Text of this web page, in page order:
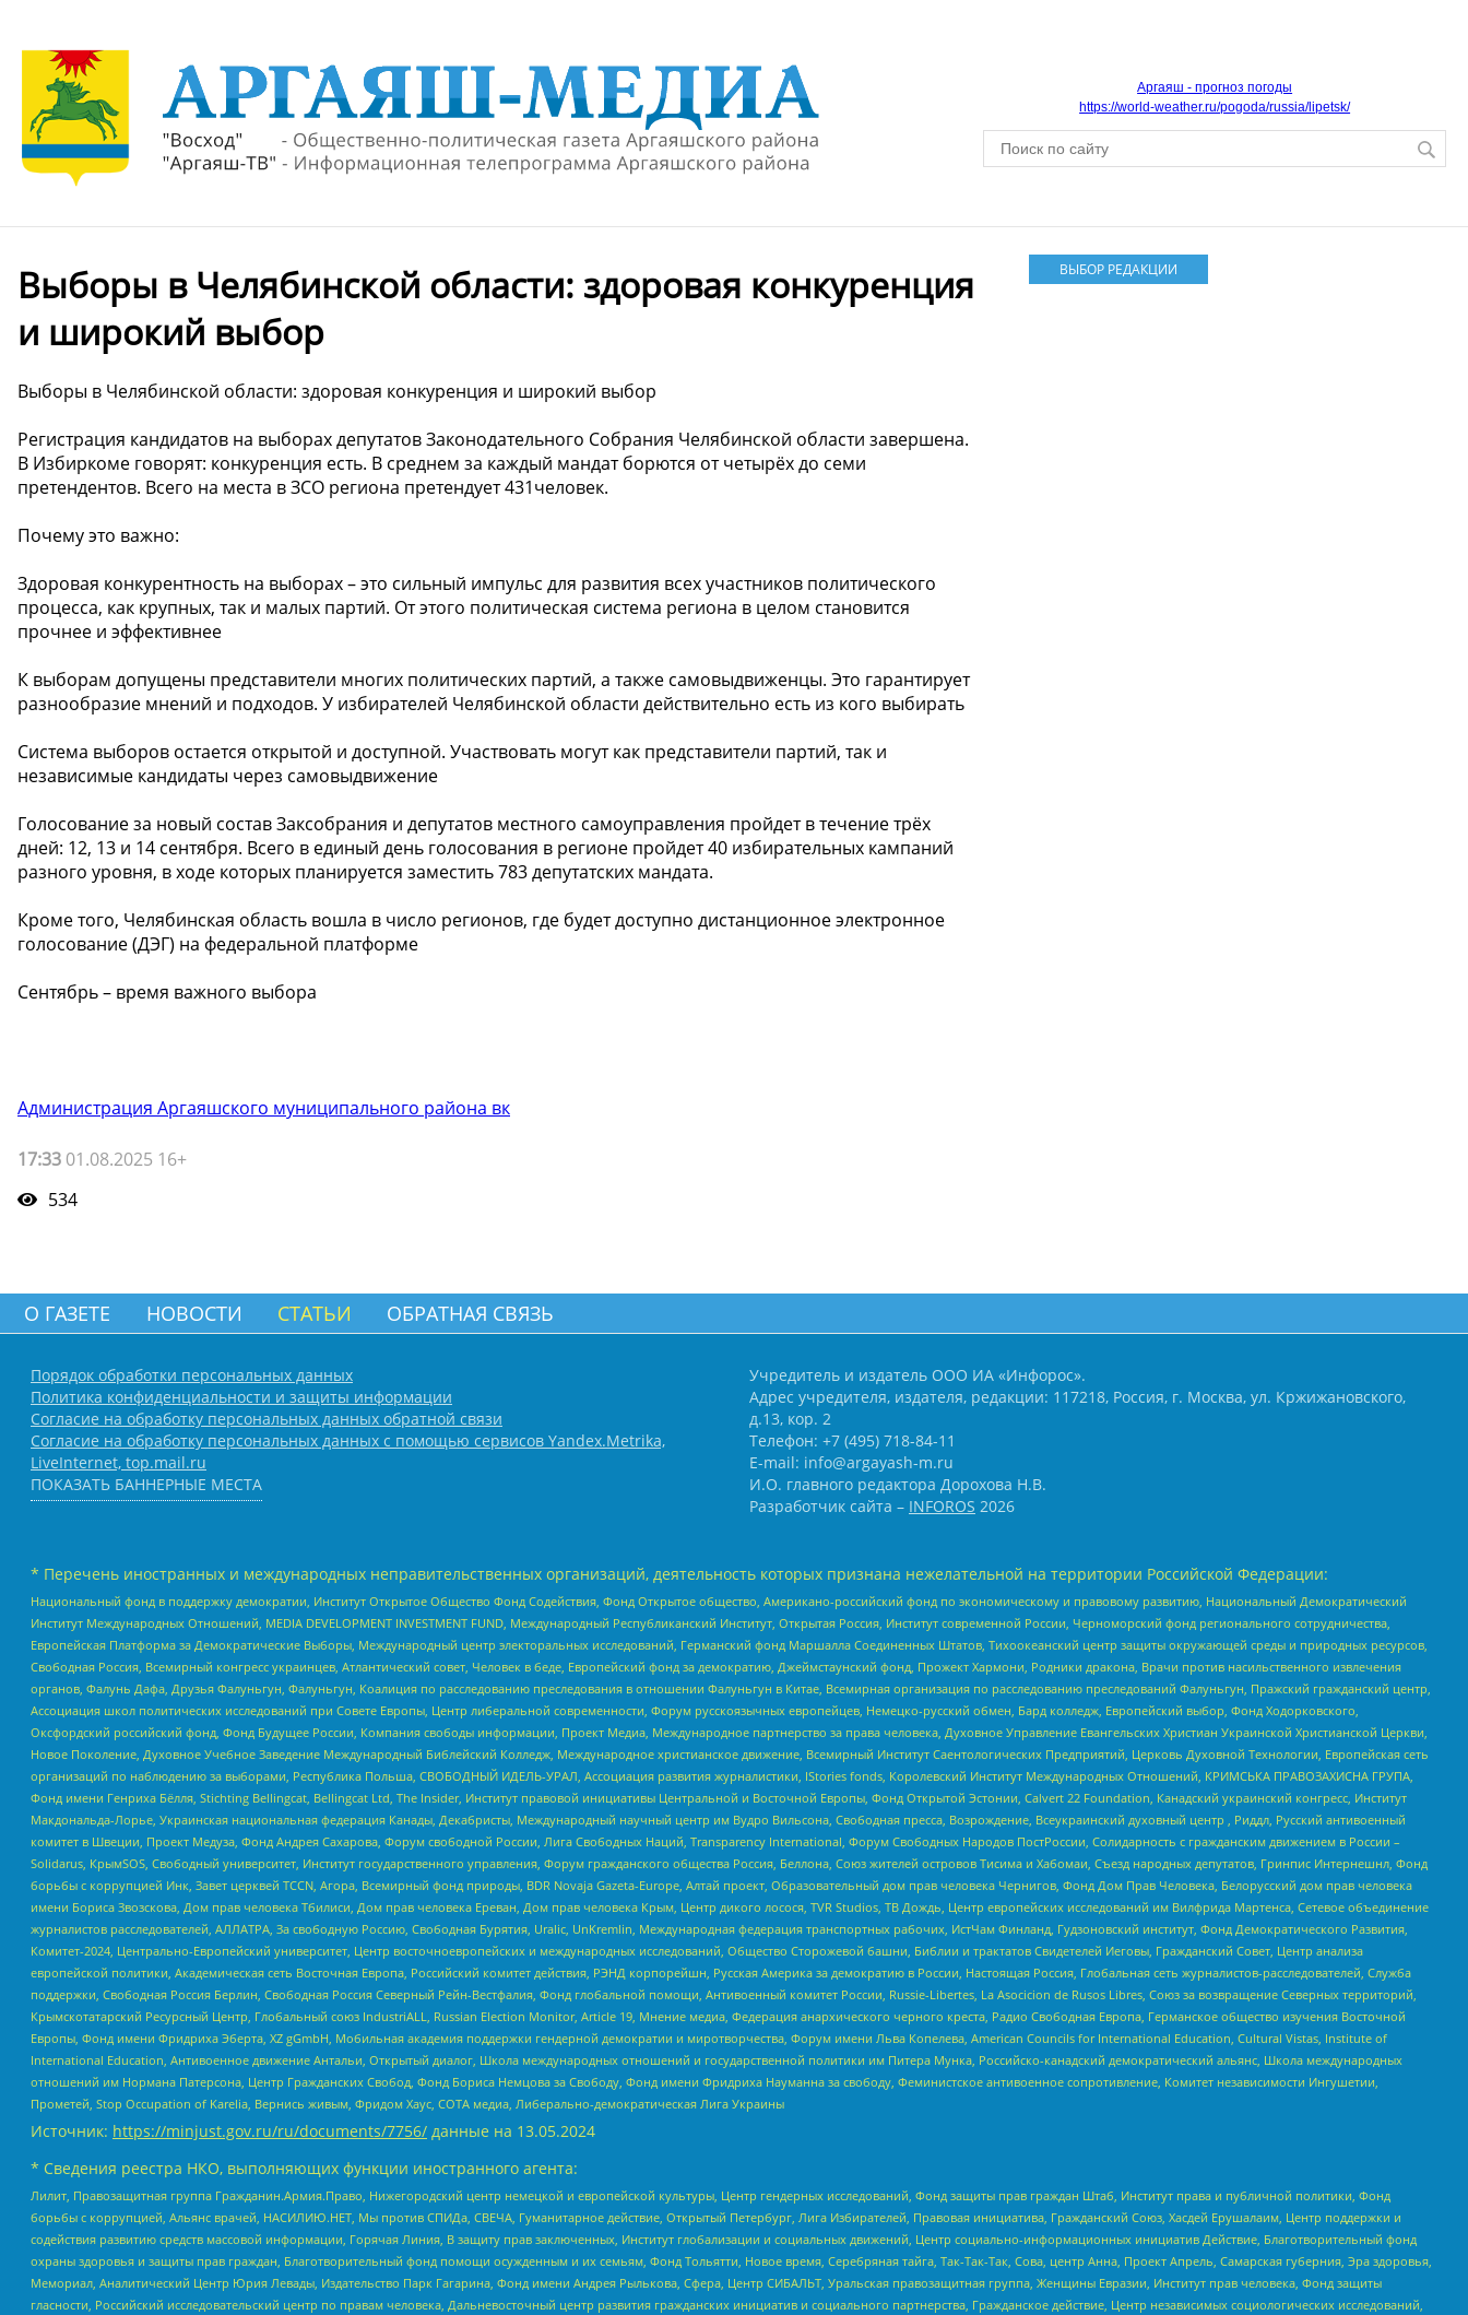
Аргаяш - прогноз погоды
https://world-weather.ru/pogoda/russia/lipetsk/
Выборы в Челябинской области: здоровая конкуренция
и широкий выбор
Выборы в Челябинской области: здоровая конкуренция и широкий выбор
Регистрация кандидатов на выборах депутатов Законодательного Собрания Челябинской области завершена.
В Избиркоме говорят: конкуренция есть. В среднем за каждый мандат борются от четырёх до семи
претендентов. Всего на места в ЗСО региона претендует 431человек.
Почему это важно:
Здоровая конкурентность на выборах – это сильный импульс для развития всех участников политического
процесса, как крупных, так и малых партий. От этого политическая система региона в целом становится
прочнее и эффективнее
К выборам допущены представители многих политических партий, а также самовыдвиженцы. Это гарантирует
разнообразие мнений и подходов. У избирателей Челябинской области действительно есть из кого выбирать
Система выборов остается открытой и доступной. Участвовать могут как представители партий, так и
независимые кандидаты через самовыдвижение
Голосование за новый состав Заксобрания и депутатов местного самоуправления пройдет в течение трёх
дней: 12, 13 и 14 сентября. Всего в единый день голосования в регионе пройдет 40 избирательных кампаний
разного уровня, в ходе которых планируется заместить 783 депутатских мандата.
Кроме того, Челябинская область вошла в число регионов, где будет доступно дистанционное электронное
голосование (ДЭГ) на федеральной платформе
Сентябрь – время важного выбора
Администрация Аргаяшского муниципального района вк
17:33 01.08.2025 16+
534
ВЫБОР РЕДАКЦИИ
О ГАЗЕТЕ НОВОСТИ СТАТЬИ ОБРАТНАЯ СВЯЗЬ
Порядок обработки персональных данных
Политика конфиденциальности и защиты информации
Согласие на обработку персональных данных обратной связи
Согласие на обработку персональных данных с помощью сервисов Yandex.Metrika,
LiveInternet, top.mail.ru
ПОКАЗАТЬ БАННЕРНЫЕ МЕСТА
Учредитель и издатель ООО ИА «Инфорос».
Адрес учредителя, издателя, редакции: 117218, Россия, г. Москва, ул. Кржижановского,
д.13, кор. 2
Телефон: +7 (495) 718-84-11
E-mail: info@argayash-m.ru
И.О. главного редактора Дорохова Н.В.
Разработчик сайта – INFOROS 2026
* Перечень иностранных и международных неправительственных организаций, деятельность которых признана нежелательной на территории Российской Федерации:
Национальный фонд в поддержку демократии, Институт Открытое Общество Фонд Содействия, Фонд Открытое общество, Американо-российский фонд по экономическому и правовому развитию, Национальный Демократический
Институт Международных Отношений, MEDIA DEVELOPMENT INVESTMENT FUND, Международный Республиканский Институт, Открытая Россия, Институт современной России, Черноморский фонд регионального сотрудничества,
Европейская Платформа за Демократические Выборы, Международный центр электоральных исследований, Германский фонд Маршалла Соединенных Штатов, Тихоокеанский центр защиты окружающей среды и природных ресурсов,
Свободная Россия, Всемирный конгресс украинцев, Атлантический совет, Человек в беде, Европейский фонд за демократию, Джеймстаунский фонд, Прожект Хармони, Родники дракона, Врачи против насильственного извлечения
органов, Фалунь Дафа, Друзья Фалуньгун, Фалуньгун, Коалиция по расследованию преследования в отношении Фалуньгун в Китае, Всемирная организация по расследованию преследований Фалуньгун, Пражский гражданский центр,
Ассоциация школ политических исследований при Совете Европы, Центр либеральной современности, Форум русскоязычных европейцев, Немецко-русский обмен, Бард колледж, Европейский выбор, Фонд Ходорковского,
Оксфордский российский фонд, Фонд Будущее России, Компания свободы информации, Проект Медиа, Международное партнерство за права человека, Духовное Управление Евангельских Христиан Украинской Христианской Церкви,
Новое Поколение, Духовное Учебное Заведение Международный Библейский Колледж, Международное христианское движение, Всемирный Институт Саентологических Предприятий, Церковь Духовной Технологии, Европейская сеть
организаций по наблюдению за выборами, Республика Польша, СВОБОДНЫЙ ИДЕЛЬ-УРАЛ, Ассоциация развития журналистики, IStories fonds, Королевский Институт Международных Отношений, КРИМСЬКА ПРАВОЗАХИСНА ГРУПА,
Фонд имени Генриха Бёлля, Stichting Bellingcat, Bellingcat Ltd, The Insider, Институт правовой инициативы Центральной и Восточной Европы, Фонд Открытой Эстонии, Calvert 22 Foundation, Канадский украинский конгресс, Институт
Макдональда-Лорье, Украинская национальная федерация Канады, Декабристы, Международный научный центр им Вудро Вильсона, Свободная пресса, Возрождение, Всеукраинский духовный центр , Риддл, Русский антивоенный
комитет в Швеции, Проект Медуза, Фонд Андрея Сахарова, Форум свободной России, Лига Свободных Наций, Transparеncy International, Форум Свободных Народов ПостРоссии, Солидарность с гражданским движением в России –
Solidarus, КрымSOS, Свободный университет, Институт государственного управления, Форум гражданского общества Россия, Беллона, Союз жителей островов Тисима и Хабомаи, Съезд народных депутатов, Гринпис Интернешнл, Фонд
борьбы с коррупцией Инк, Завет церквей TCCN, Агора, Всемирный фонд природы, BDR Novaja Gazeta-Europe, Алтай проект, Образовательный дом прав человека Чернигов, Фонд Дом Прав Человека, Белорусский дом прав человека
имени Бориса Звозскова, Дом прав человека Тбилиси, Дом прав человека Ереван, Дом прав человека Крым, Центр дикого лосося, TVR Studios, ТВ Дождь, Центр европейских исследований им Вилфрида Мартенса, Сетевое объединение
журналистов расследователей, АЛЛАТРА, За свободную Россию, Свободная Бурятия, Uralic, UnKremlin, Международная федерация транспортных рабочих, ИстЧам Финланд, Гудзоновский институт, Фонд Демократического Развития,
Комитет-2024, Центрально-Европейский университет, Центр восточноевропейских и международных исследований, Общество Сторожевой башни, Библии и трактатов Свидетелей Иеговы, Гражданский Совет, Центр анализа
европейской политики, Академическая сеть Восточная Европа, Российский комитет действия, РЭНД корпорейшн, Русская Америка за демократию в России, Настоящая Россия, Глобальная сеть журналистов-расследователей, Служба
поддержки, Свободная Россия Берлин, Свободная Россия Северный Рейн-Вестфалия, Фонд глобальной помощи, Антивоенный комитет России, Russie-Libertes, La Asocicion de Rusos Libres, Союз за возвращение Северных территорий,
Крымскотатарский Ресурсный Центр, Глобальный союз IndustriALL, Russian Election Monitor, Article 19, Мнение медиа, Федерация анархического черного креста, Радио Свободная Европа, Германское общество изучения Восточной
Европы, Фонд имени Фридриха Эберта, XZ gGmbH, Мобильная академия поддержки гендерной демократии и миротворчества, Форум имени Льва Копелева, American Councils for International Education, Cultural Vistas, Institute of
International Education, Антивоенное движение Антальи, Открытый диалог, Школа международных отношений и государственной политики им Питера Мунка, Российско-канадский демократический альянс, Школа международных
отношений им Нормана Патерсона, Центр Гражданских Свобод, Фонд Бориса Немцова за Свободу, Фонд имени Фридриха Науманна за свободу, Феминистское антивоенное сопротивление, Комитет независимости Ингушетии,
Прометей, Stop Occupation of Karelia, Вернись живым, Фридом Хаус, СОТА медиа, Либерально-демократическая Лига Украины
Источник: https://minjust.gov.ru/ru/documents/7756/ данные на 13.05.2024
* Сведения реестра НКО, выполняющих функции иностранного агента:
Лилит, Правозащитная группа Гражданин.Армия.Право, Нижегородский центр немецкой и европейской культуры, Центр гендерных исследований, Фонд защиты прав граждан Штаб, Институт права и публичной политики, Фонд
борьбы с коррупцией, Альянс врачей, НАСИЛИЮ.НЕТ, Мы против СПИДа, СВЕЧА, Гуманитарное действие, Открытый Петербург, Лига Избирателей, Правовая инициатива, Гражданский Союз, Хасдей Ерушалаим, Центр поддержки и
содействия развитию средств массовой информации, Горячая Линия, В защиту прав заключенных, Институт глобализации и социальных движений, Центр социально-информационных инициатив Действие, Благотворительный фонд
охраны здоровья и защиты прав граждан, Благотворительный фонд помощи осужденным и их семьям, Фонд Тольятти, Новое время, Серебряная тайга, Так-Так-Так, Сова, центр Анна, Проект Апрель, Самарская губерния, Эра здоровья,
Мемориал, Аналитический Центр Юрия Левады, Издательство Парк Гагарина, Фонд имени Андрея Рылькова, Сфера, Центр СИБАЛЬТ, Уральская правозащитная группа, Женщины Евразии, Институт прав человека, Фонд защиты
гласности, Российский исследовательский центр по правам человека, Дальневосточный центр развития гражданских инициатив и социального партнерства, Гражданское действие, Центр независимых социологических исследований,